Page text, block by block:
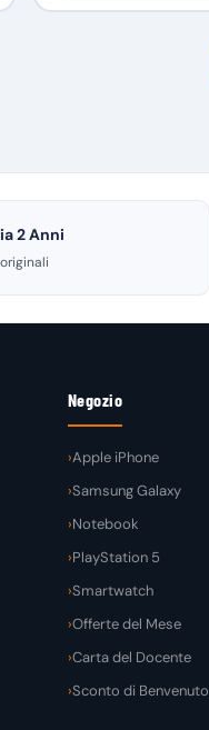
2 Anni
Negozio
Apple iPhone
Samsung Galaxy
Notebook
PlayStation 5
Smartwatch
Offerte del Mese
Carta del Docente
Sconto di Benvenuto